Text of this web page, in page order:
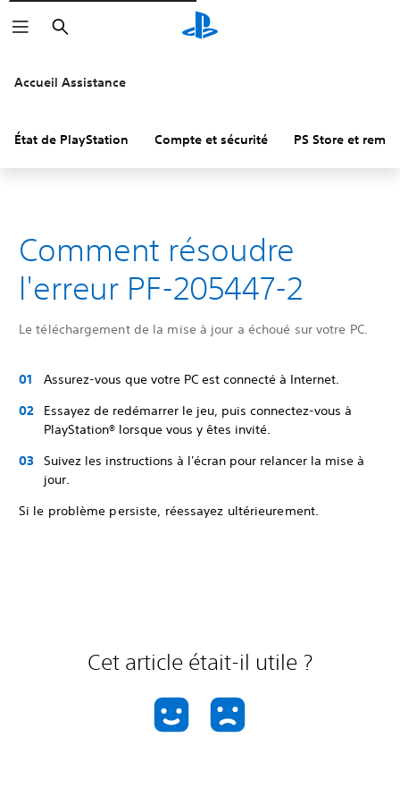
Rechercher
Accueil Assistance
État de PlayStation Compte et sécurité PS Store et
Comment résoudre
l'erreur PF-205447-2
Le téléchargement de la mise à jour a échoué sur votre PC.
Assurez-vous que votre PC est connecté à Internet.
Essayez de redémarrer le jeu, puis connectez-vous à
PlayStation® lorsque vous y êtes invité.
Suivez les instructions à l'écran pour relancer la mise à
jour.
Si le problème persiste, réessayez ultérieurement.
Cet article était-il utile ?